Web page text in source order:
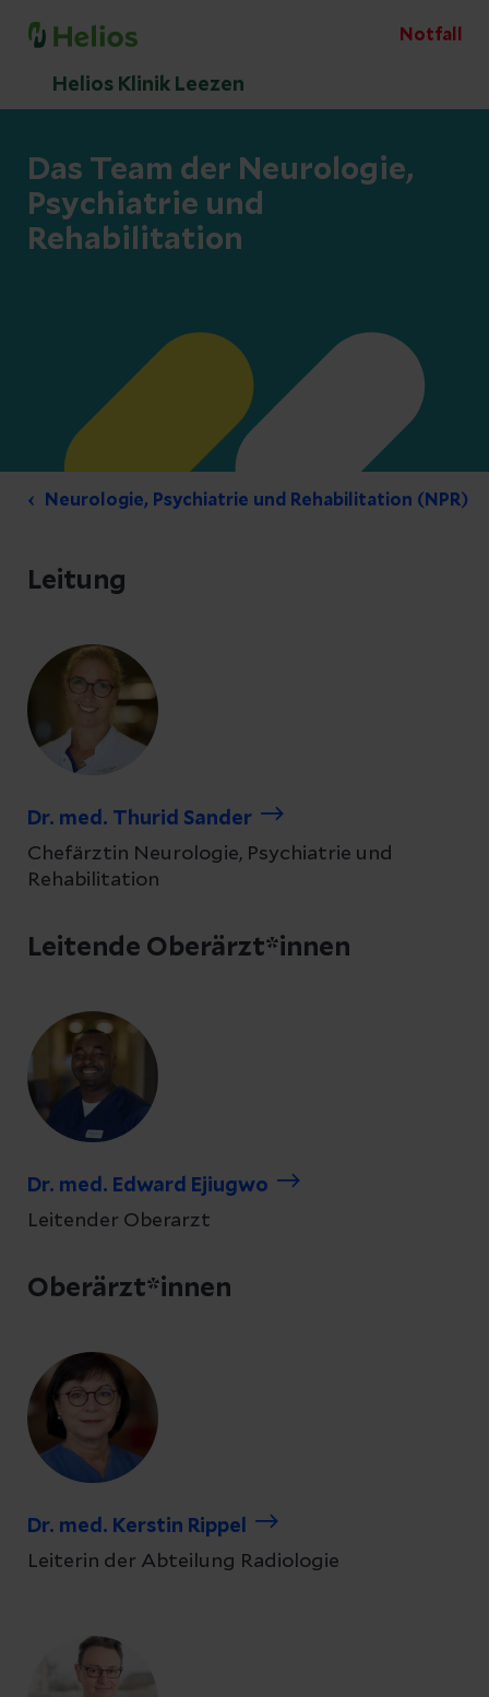
Notfall
Helios Klinik Leezen
Das Team der Neurologie,
Psychiatrie und
Rehabilitation
Neurologie, Psychiatrie und Rehabilitation (NPR)
Leitung
Dr. med. Thurid Sander
Chefärztin Neurologie, Psychiatrie und
Rehabilitation
Leitende Oberärzt*innen
Dr. med. Edward Ejiugwo
Leitender Oberarzt
Oberärzt*innen
Dr. med. Kerstin Rippel
Leiterin der Abteilung Radiologie